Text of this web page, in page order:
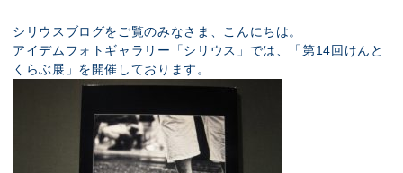
シリウスブログをご覧のみなさま、こんにちは。
アイデムフォトギャラリー「シリウス」では、「第14回けんと
くらぶ展」を開催しております。